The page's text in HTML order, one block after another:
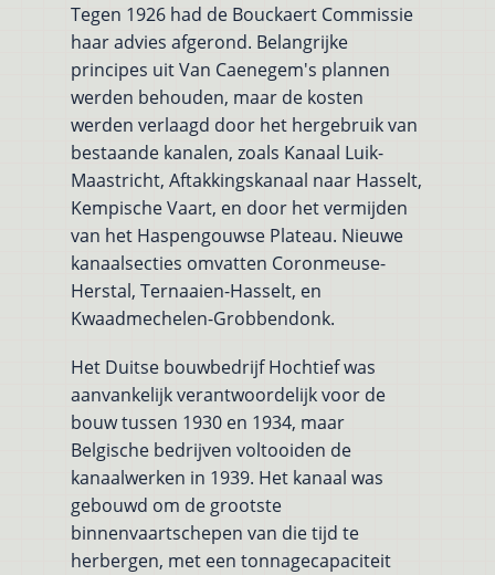
Tegen 1926 had de Bouckaert Commissie
haar advies afgerond. Belangrijke
principes uit Van Caenegem's plannen
werden behouden, maar de kosten
werden verlaagd door het hergebruik van
bestaande kanalen, zoals Kanaal Luik-
Maastricht, Aftakkingskanaal naar Hasselt,
Kempische Vaart, en door het vermijden
van het Haspengouwse Plateau. Nieuwe
kanaalsecties omvatten Coronmeuse-
Herstal, Ternaaien-Hasselt, en
Kwaadmechelen-Grobbendonk.
Het Duitse bouwbedrijf Hochtief was
aanvankelijk verantwoordelijk voor de
bouw tussen 1930 en 1934, maar
Belgische bedrijven voltooiden de
kanaalwerken in 1939. Het kanaal was
gebouwd om de grootste
binnenvaartschepen van die tijd te
herbergen, met een tonnagecapaciteit